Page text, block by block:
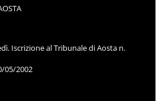
Iscrizione al Tribunale di Aosta n.
05/2002